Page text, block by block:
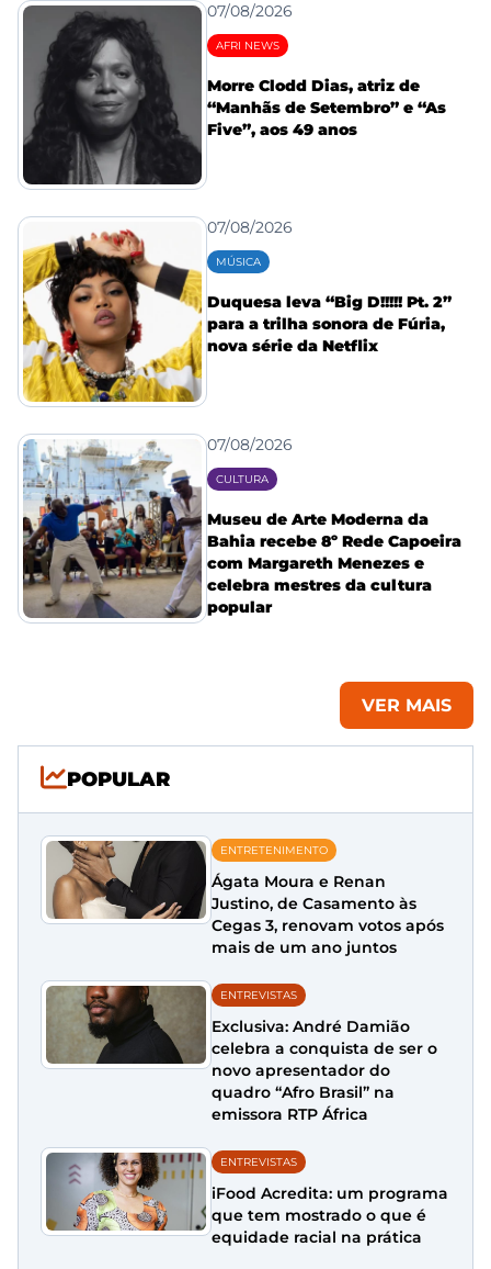
07/08/2026
AFRI NEWS
Morre Clodd Dias, atriz de
“Manhãs de Setembro” e “As
Five”, aos 49 anos
07/08/2026
MÚSICA
Duquesa leva “Big D!!!!! Pt. 2”
para a trilha sonora de Fúria,
nova série da Netflix
07/08/2026
CULTURA
Museu de Arte Moderna da
Bahia recebe 8º Rede Capoeira
com Margareth Menezes e
celebra mestres da cultura
popular
VER MAIS
POPULAR
ENTRETENIMENTO
Ágata Moura e Renan
Justino, de Casamento às
Cegas 3, renovam votos após
mais de um ano juntos
ENTREVISTAS
Exclusiva: André Damião
celebra a conquista de ser o
novo apresentador do
quadro “Afro Brasil” na
emissora RTP África
ENTREVISTAS
iFood Acredita: um programa
que tem mostrado o que é
equidade racial na prática